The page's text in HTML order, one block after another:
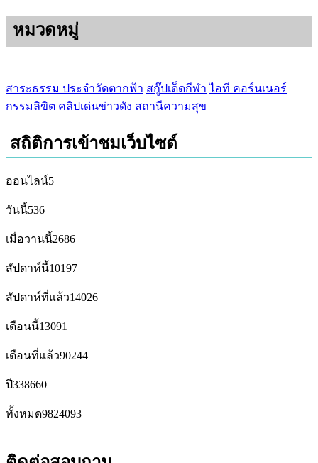
หมวดหมู่
สาระธรรม ประจำวัดตากฟ้า สกู๊ปเด็ดกีฬา ไอที คอร์นเนอร์
กรรมลิขิต คลิปเด่นข่าวดัง สถานีความสุข
สถิติการเข้าชมเว็บไซต์
ออนไลน์5
วันนี้536
เมื่อวานนี้2686
สัปดาห์นี้10197
สัปดาห์ที่แล้ว14026
เดือนนี้13091
เดือนที่แล้ว90244
ปี338660
ทั้งหมด9824093